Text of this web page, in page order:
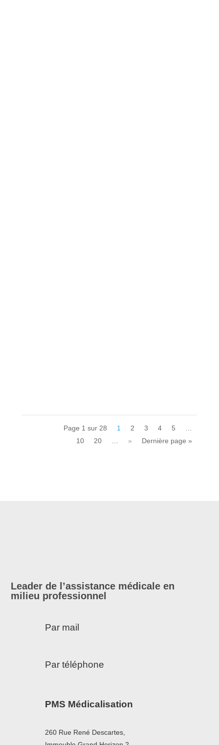
Page 1 sur 28 1 2 3 4 5
10
20 » Dernière page »
Leader de l’assistance médicale en
milieu professionnel
Par mail
Par téléphone
PMS Médicalisation
260 Rue René Descartes,